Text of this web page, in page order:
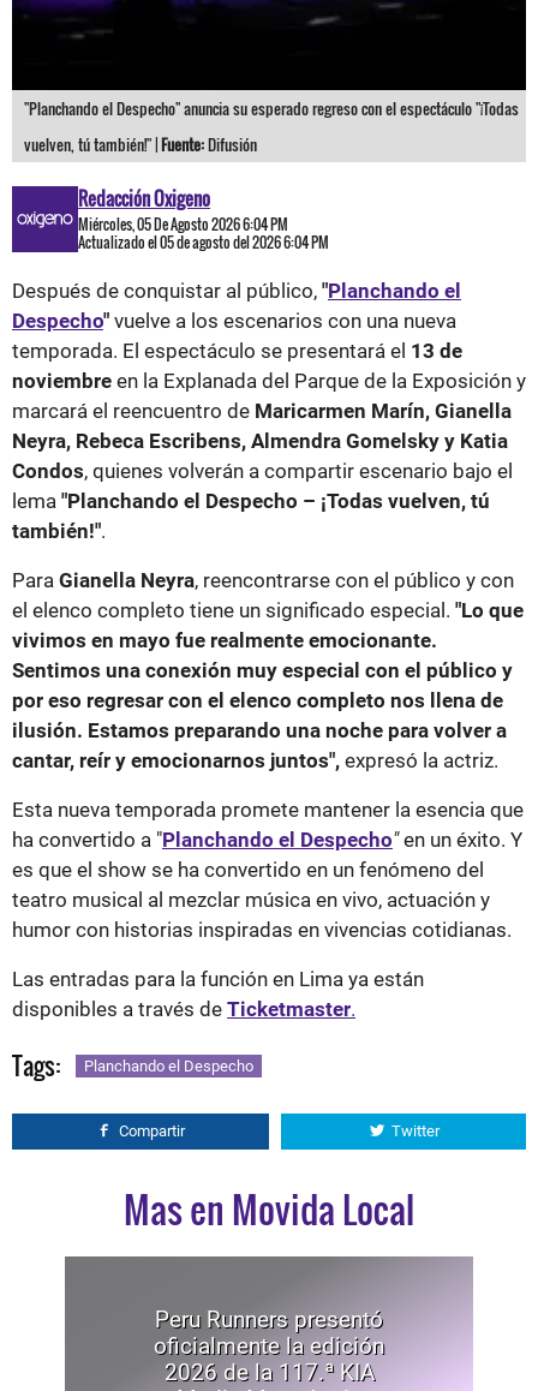
"Planchando el Despecho" anuncia su esperado regreso con el espectáculo "¡Todas
vuelven, tú también!" |Fuente:Difusión
Redacción Oxigeno
Miércoles, 05 De Agosto 2026 6:04 PM
Actualizado el 05 de agosto del 2026 6:04 PM
Después de conquistar al público, "Planchando el
Despecho" vuelve a los escenarios con una nueva
temporada. El espectáculo se presentará el 13 de
noviembre en la Explanada del Parque de la Exposición y
marcará el reencuentro de Maricarmen Marín, Gianella
Neyra, Rebeca Escribens, Almendra Gomelsky y Katia
Condos, quienes volverán a compartir escenario bajo el
lema "Planchando el Despecho – ¡Todas vuelven, tú
también!".
Para Gianella Neyra, reencontrarse con el público y con
el elenco completo tiene un significado especial. "Lo que
vivimos en mayo fue realmente emocionante.
Sentimos una conexión muy especial con el público y
por eso regresar con el elenco completo nos llena de
ilusión. Estamos preparando una noche para volver a
cantar, reír y emocionarnos juntos", expresó la actriz.
Esta nueva temporada promete mantener la esencia que
ha convertido a "Planchando el Despecho"en un éxito. Y
es que el show se ha convertido en un fenómeno del
teatro musical al mezclar música en vivo, actuación y
humor con historias inspiradas en vivencias cotidianas.
Las entradas para la función en Lima ya están
disponibles a través de Ticketmaster.
Tags: Planchando el Despecho
Compartir Twitter
Mas en Movida Local
Peru Runners presentó
oficialmente la edición
2026 de la 117.ª KIA